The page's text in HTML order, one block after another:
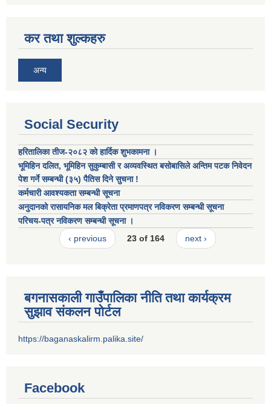
कर तथा शुल्कहरु
अन्य
Social Security
हरितालिका तीज-२०८२ को हार्दिक शुभकामना ।
भूमिहिन दलित, भूमिहिन सुकुम्बासी र अव्यवस्थित बसोबासिले अन्तिम पटक निवेदन
पेश गर्ने सम्बन्धी (३५) पैतिस दिने सुचना !
कर्मचारी आवश्यकता सम्बन्धी सूचना
अनुदानको रासायनिक मल बिक्रेता प्रमाणपत्र नविकरण सम्बन्धी सूचना
परिचय-पत्र नविकरण सम्बन्धी सूचना ।
‹ previous
23 of 164 next ›
बगनासकाली गाउँपालिका नीति तथा कार्यक्रम
सुझाव संकलन पोर्टल
https://baganaskalirm.palika.site/
Facebook